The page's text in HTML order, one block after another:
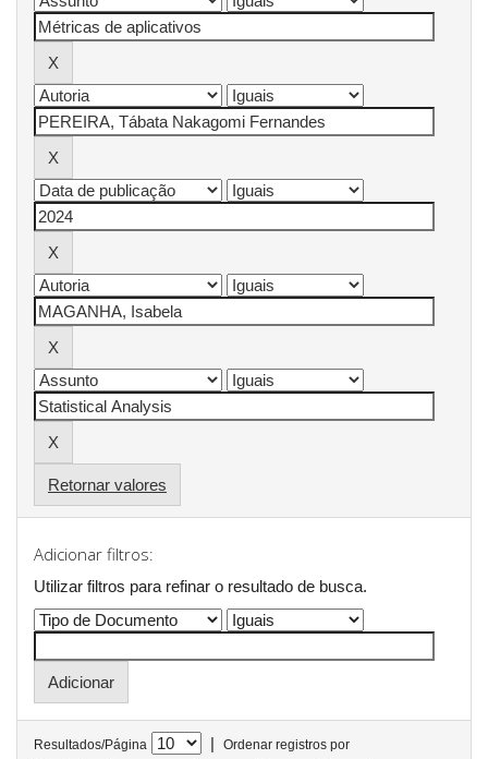
Retornar valores
Adicionar filtros:
Utilizar filtros para refinar o resultado de busca.
Resultados/Página |
Ordenar registros por